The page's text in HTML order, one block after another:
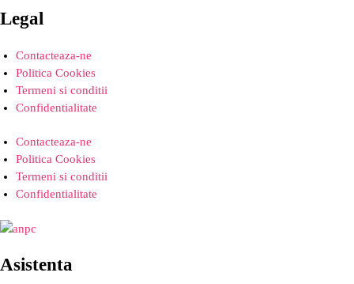
Legal
Contacteaza-ne
Politica Cookies
Termeni si conditii
Confidentialitate
Contacteaza-ne
Politica Cookies
Termeni si conditii
Confidentialitate
Asistenta